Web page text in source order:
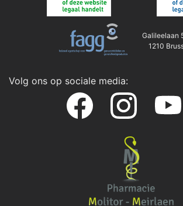
Galileelaan
1210
Volg ons op sociale media: